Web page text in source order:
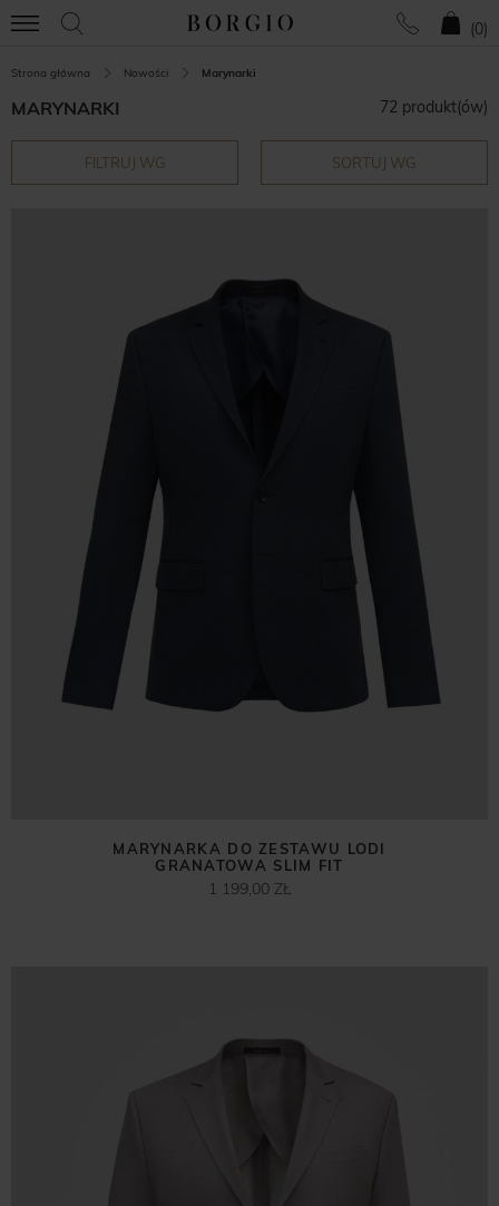
(0)
Strona główna Nowości Marynarki
MARYNARKI
FILTRUJ WG SORTUJ WG
72 produkt(ów)
MARYNARKA DO ZESTAWU LODI
GRANATOWA SLIM FIT
1 199,00 ZŁ